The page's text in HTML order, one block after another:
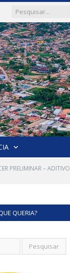
PRELIMINAR – ADITIVO
QUERIA?